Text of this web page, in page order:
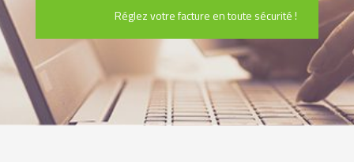
Réglez votre facture en toute sécurité !